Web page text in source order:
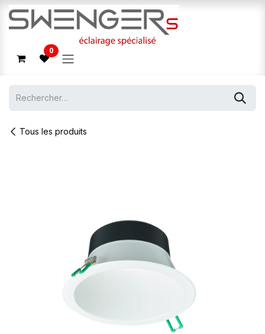
Se rendre au contenu
0
Tous les produits